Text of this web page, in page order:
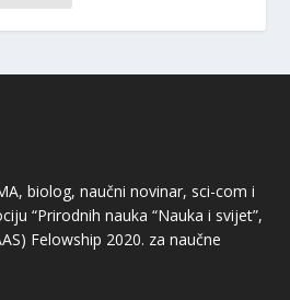
biolog, naučni novinar, sci-com i
“Prirodnih nauka “Nauka i svijet”,
Felowship 2020. za naučne